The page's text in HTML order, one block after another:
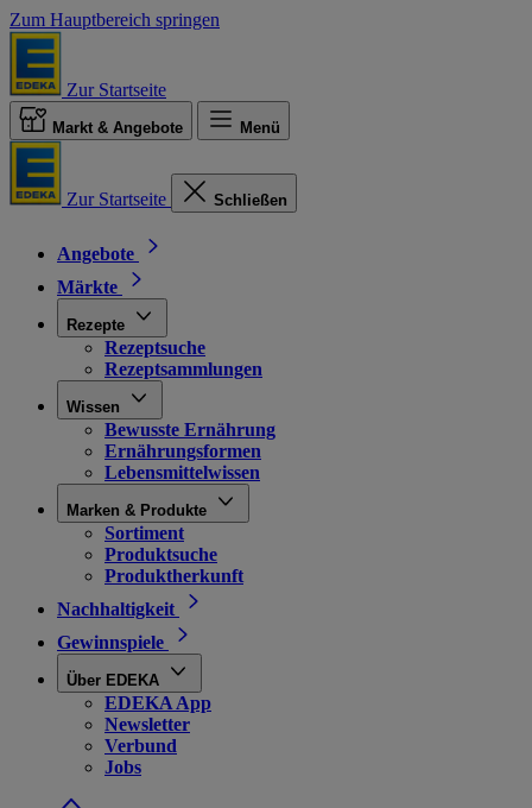
Zum Hauptbereich springen
Zur Startseite
Markt & Angebote Menü
Zur Startseite Schließen
Angebote
Märkte
Rezepte
Rezeptsuche
Rezeptsammlungen
Wissen
Bewusste Ernährung
Ernährungsformen
Lebensmittelwissen
Marken & Produkte
Sortiment
Produktsuche
Produktherkunft
Nachhaltigkeit
Gewinnspiele
Über EDEKA
EDEKA App
Newsletter
Verbund
Jobs